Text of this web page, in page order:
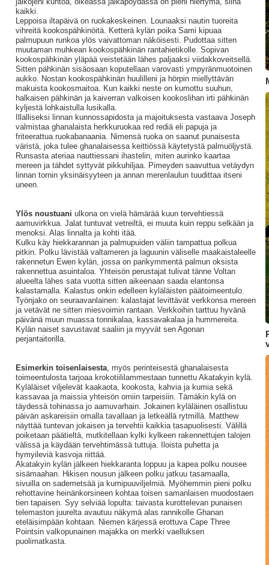
kaikki.
Leppoisa iltapäivä on ruokakeskeinen. Lounaaksi nautin tuoreita
vihreitä kookospähkinöitä. Ketterä kylän poika Sami kipuaa
palmupuun runkoa ylös vaivattoman näköisesti. Pudottaa sitten
muutaman muhkean kookospähkinän rantahietikolle. Sopivan
kookospähkinän yläpää veistetään lähes paljaaksi viidakkoveitsellä.
Sitten pähkinän sisäosaan koputellaan varovasti ympyränmuotoinen
aukko. Nostan kookospähkinän huulilleni ja hörpin miellyttävän
makuista kookosmaitoa. Kun kaikki neste on kumottu suuhun,
halkaisen pähkinän ja kaiverran valkoisen kookoslihan irti pähkinän
kyljestä lohkaistulla lusikalla.
Illalliseksi linnan kunnossapidosta ja majoituksesta vastaava Joseph
valmistaa ghanalaista herkkuruokaa red rediä eli papuja ja
friteerattua ruokabanaania. Nimensä ruoka on saanut punaisesta
väristä, joka tulee ghanalaisessa keittiössä käytetystä palmuöljystä.
Runsasta ateriaa nauttiessani ihastelin, miten aurinko kaartaa
mereen ja tähdet syttyvät pikkuhiljaa. Pimeyden saavuttua vetäydyn
linnan tornin yksinäisyyteen ja annan merenlaulun tuudittaa itseni
uneen.
Ylös noustuani ulkona on vielä hämärää kuun tervehtiessä
aamuvirkkua. Jalat tuntuvat vetreiltä, ei muuta kuin reppu selkään ja
menoksi. Alas linnalta ja kohti itää.
Kulku käy hiekkarannan ja palmupuiden väliin tampattua polkua
pitkin. Polku lävistää valtameren ja laguunin väliselle maakaistaleelle
rakennetun Ewen kylän, jossa on parikymmentä palmun oksista
rakennettua asuintaloa. Yhteisön perustajat tulivat tänne Voltan
alueelta lähes sata vuotta sitten aikeenaan saada elantonsa
kalastamalla. Kalastus onkin edelleen kyläläisten päätoimeentulo.
Työnjako on seuraavanlainen: kalastajat levittävät verkkonsa mereen
ja vetävät ne sitten miesvoimin rantaan. Verkkoihin tarttuu hyvänä
päivänä muun muassa tonnikalaa, kassavakalaa ja hummereita.
Kylän naiset savustavat saaliin ja myyvät sen Agonan
perjantaitorilla.
Esimerkin toisenlaisesta, myös perinteisestä ghanalaisesta
toimeentulosta tarjoaa krokotiililammestaan tunnettu Akatakyin kylä.
Kyläläiset viljelevät kaakaota, kookosta, kahvia ja kumia sekä
kassavaa ja maissia yhteisön omiin tarpeisiin. Tämäkin kylä on
täydessä tohinassa jo aamuvarhain. Jokainen kyläläinen osallistuu
päivän askareisiin omalla tavallaan ja letkeällä rytmillä. Matthew
näyttää tuntevan jokaisen ja tervehtii kaikkia tasapuolisesti. Välillä
poiketaan päätieltä, mutkitellaan kylki kylkeen rakennettujen talojen
välissä ja käydään tervehtimässä tuttuja. Iloista puhetta ja
hymyileviä kasvoja riittää.
Akatakyin kylän jälkeen hiekkaranta loppuu ja kapea polku nousee
sisämaahan. Hikisen nousun jälkeen polku jatkuu tasamaalla,
sivuilla on sademetsää ja kumipuuviljelmiä. Myöhemmin pieni polku
rehottavine heinänkorsineen kohtaa toisen samanlaisen muodostaen
tien tapaisen. Syy selviää lopulta: taivasta kurottelevan punaisen
telemaston juurelta avautuu näkymä alas rannikolle Ghanan
eteläisimpään kohtaan. Niemen kärjessä erottuva Cape Three
Pointsin valkopunainen majakka on merkki vaelluksen
puolimatkasta.